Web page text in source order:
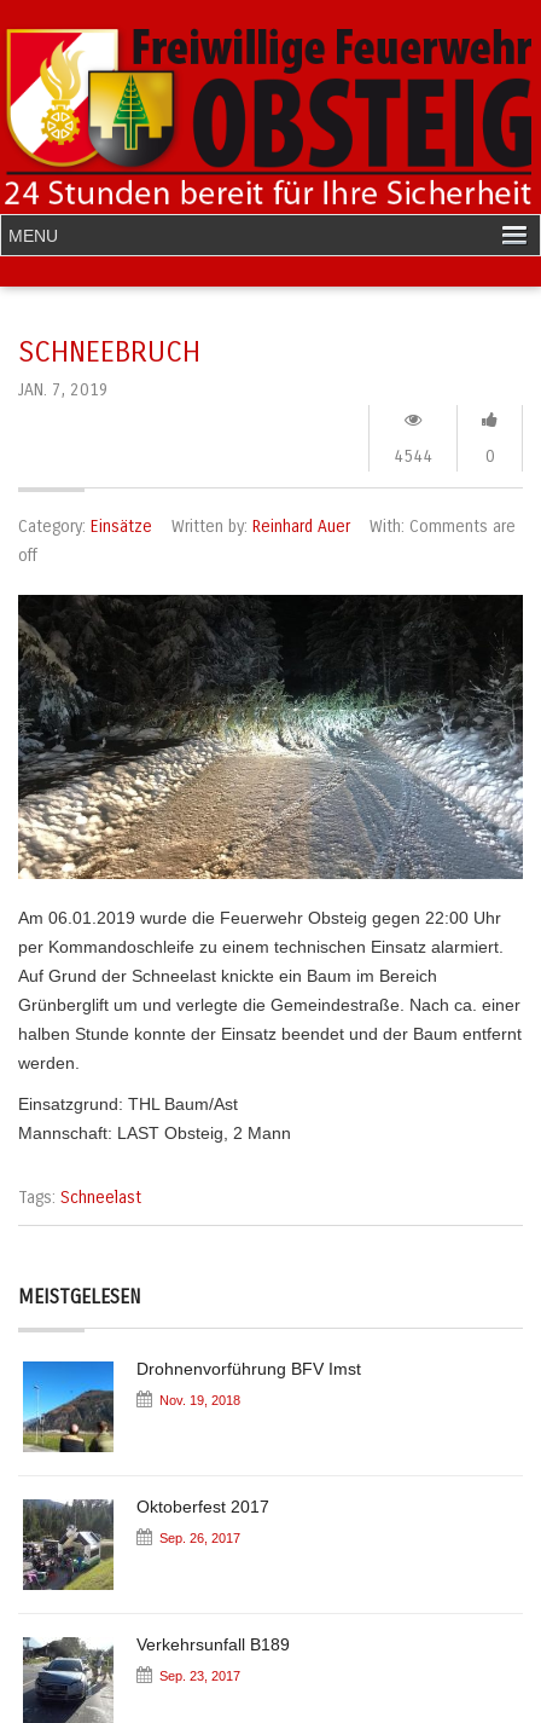
SCHNEEBRUCH
JAN. 7, 2019
0
4544
Category: Einsätze Written by: Reinhard Auer With: Comments are
off
Am 06.01.2019 wurde die Feuerwehr Obsteig gegen 22:00 Uhr
per Kommandoschleife zu einem technischen Einsatz alarmiert.
Auf Grund der Schneelast knickte ein Baum im Bereich
Grünberglift um und verlegte die Gemeindestraße. Nach ca. einer
halben Stunde konnte der Einsatz beendet und der Baum entfernt
werden.
Einsatzgrund: THL Baum/Ast
Mannschaft: LAST Obsteig, 2 Mann
Tags: Schneelast
MEISTGELESEN
Drohnenvorführung BFV Imst
Nov. 19, 2018
Oktoberfest 2017
Sep. 26, 2017
Verkehrsunfall B189
Sep. 23, 2017